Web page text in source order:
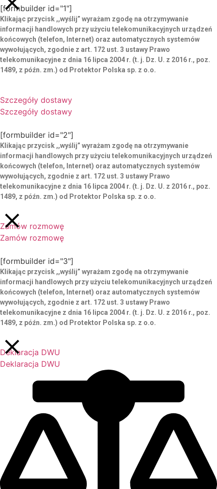
[formbuilder id="1"]
Klikając przycisk ,,wyślij” wyrażam zgodę na otrzymywanie
informacji handlowych przy użyciu telekomunikacyjnych urządzeń
końcowych (telefon, Internet) oraz automatycznych systemów
wywołujących, zgodnie z art. 172 ust. 3 ustawy Prawo
telekomunikacyjne z dnia 16 lipca 2004 r. (t. j. Dz. U. z 2016 r., poz.
1489, z późn. zm.) od Protektor Polska sp. z o.o.
Szczegóły dostawy
Szczegóły dostawy
[formbuilder id="2"]
Klikając przycisk ,,wyślij” wyrażam zgodę na otrzymywanie
informacji handlowych przy użyciu telekomunikacyjnych urządzeń
końcowych (telefon, Internet) oraz automatycznych systemów
wywołujących, zgodnie z art. 172 ust. 3 ustawy Prawo
telekomunikacyjne z dnia 16 lipca 2004 r. (t. j. Dz. U. z 2016 r., poz.
1489, z późn. zm.) od Protektor Polska sp. z o.o.
Zamów rozmowę
Zamów rozmowę
[formbuilder id="3"]
Klikając przycisk ,,wyślij” wyrażam zgodę na otrzymywanie
informacji handlowych przy użyciu telekomunikacyjnych urządzeń
końcowych (telefon, Internet) oraz automatycznych systemów
wywołujących, zgodnie z art. 172 ust. 3 ustawy Prawo
telekomunikacyjne z dnia 16 lipca 2004 r. (t. j. Dz. U. z 2016 r., poz.
1489, z późn. zm.) od Protektor Polska sp. z o.o.
Deklaracja DWU
Deklaracja DWU